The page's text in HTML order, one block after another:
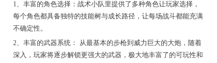
1、丰富的角色选择：战术小队里提供了多种角色让玩家选择，
每个角色都具备独特的技能树与成长路径，让每场战斗都能充满
不确定性。
2、丰富的武器系统： 从最基本的步枪到威力巨大的大炮，随着
深入，玩家将逐步解锁更强大的武器，极大地丰富了的可玩性和